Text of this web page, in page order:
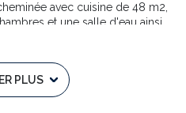
avec cuisine de 48 m2,
et une salle d'eau ainsi
VISITER AVEC Jérôme
IMMOBILIER AU
PLUS